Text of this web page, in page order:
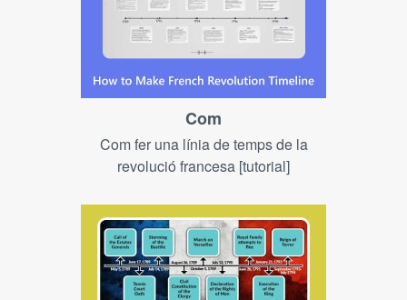
Com
Com fer una línia de temps de la
revolució francesa [tutorial]